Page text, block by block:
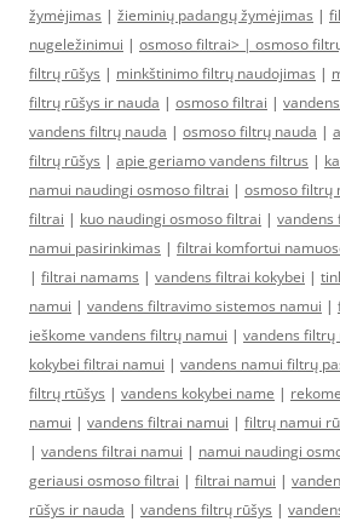
žymėjimas | žieminių padangų žymėjimas |
nugeležinimui | osmoso filtrai> | osmoso
filtrų rūšys | minkštinimo filtrų naudojimas |
filtrų rūšys ir nauda | osmoso filtrai |
vandens filtrų nauda | osmoso filtrų nauda |
filtrų rūšys | apie geriamo vandens filtrus |
namui naudingi osmoso filtrai | osmoso filtrų
filtrai | kuo naudingi osmoso filtrai | vandens
namui pasirinkimas | filtrai komfortui
| filtrai namams | vandens filtrai kokybei |
namui | vandens filtravimo sistemos namui |
ieškome vandens filtrų namui | vandens filtrų
kokybei filtrai namui | vandens namui filtrų
filtrų rtūšys | vandens kokybei name |
namui | vandens filtrai namui | filtrų namui
| vandens filtrai namui | namui naudingi
geriausi osmoso filtrai | filtrai namui |
rūšys ir nauda | vandens filtrų rūšys |